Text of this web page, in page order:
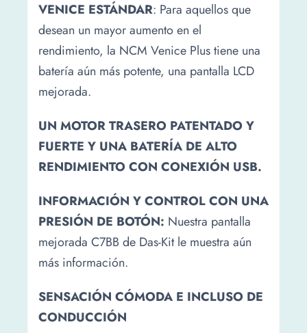
VENICE ESTÁNDAR: Para aquellos que
desean un mayor aumento en el
rendimiento, la NCM Venice Plus tiene una
batería aún más potente, una pantalla LCD
mejorada.
UN MOTOR TRASERO PATENTADO Y
FUERTE Y UNA BATERÍA DE ALTO
RENDIMIENTO CON CONEXIÓN USB.
INFORMACIÓN Y CONTROL CON UNA
PRESIÓN DE BOTÓN: Nuestra pantalla
mejorada C7BB de Das-Kit le muestra aún
más información.
SENSACIÓN CÓMODA E INCLUSO DE
CONDUCCIÓN